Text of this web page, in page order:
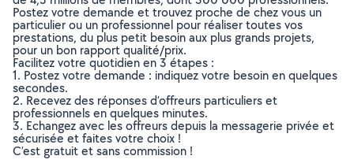
Postez votre demande et trouvez proche de chez vous un
particulier ou un professionnel pour réaliser toutes vos
prestations, du plus petit besoin aux plus grands projets,
pour un bon rapport qualité/prix.
Facilitez votre quotidien en 3 étapes :
1. Postez votre demande : indiquez votre besoin en quelques
secondes.
2. Recevez des réponses d’offreurs particuliers et
professionnels en quelques minutes.
3. Echangez avec les offreurs depuis la messagerie privée et
sécurisée et faites votre choix !
C’est gratuit et sans commission !